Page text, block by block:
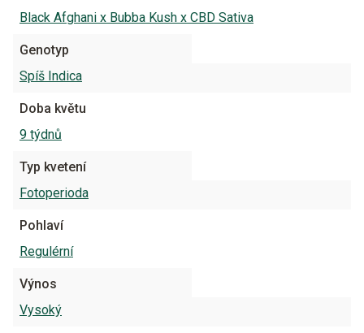
Black Afghani x Bubba Kush x CBD Sativa
Genotyp
Spíš Indica
Doba květu
9 týdnů
Typ kvetení
Fotoperioda
Pohlaví
Regulérní
Výnos
Vysoký